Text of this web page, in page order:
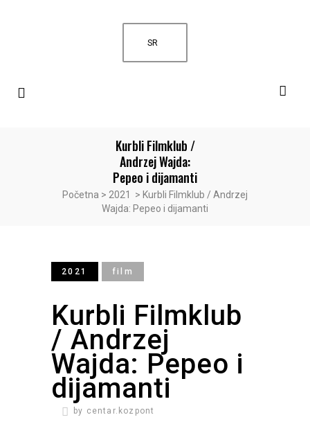
SR
Kurbli Filmklub /
Andrzej Wajda:
Pepeo i dijamanti
Početna > 2021 > Kurbli Filmklub / Andrzej
Wajda: Pepeo i dijamanti
2021 film
Kurbli Filmklub
/ Andrzej
Wajda: Pepeo i
dijamanti
by centar.kozpont